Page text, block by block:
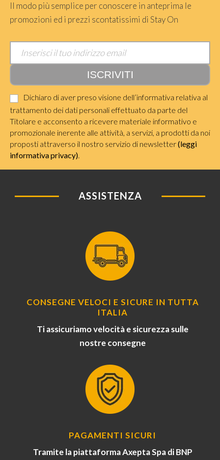
Il modo più semplice per conoscere in anteprima le
promozioni ed i prezzi scontatissimi di Stay On
Dichiaro di aver preso visione dell’informativa relativa al
trattamento dei dati personali effettuato da parte del
Titolare e acconsento a ricevere materiale informativo e
promozionale inerente alle attività, a servizi, a prodotti da noi
proposti attraverso il nostro servizio di newsletter(leggi
informativa privacy).
ASSISTENZA
CONSEGNE VELOCI E SICURE IN TUTTA
ITALIA
Ti assicuriamo velocità e sicurezza sulle
nostre consegne
PAGAMENTI SICURI
Tramite la piattaforma Axepta Spa di BNP